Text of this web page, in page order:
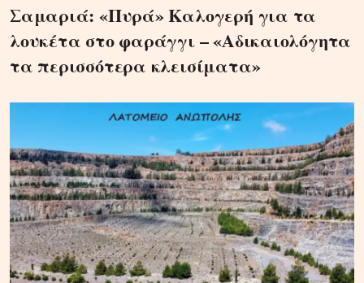
Σαμαριά: «Πυρά» Καλογερή για τα
λουκέτα στο φαράγγι – «Αδικαιολόγητα
τα περισσότερα κλεισίματα»